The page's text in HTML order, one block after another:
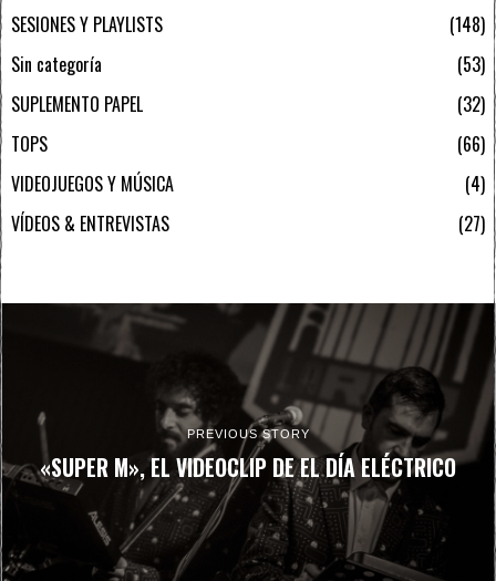
SESIONES Y PLAYLISTS
148
Sin categoría
53
SUPLEMENTO PAPEL
32
TOPS
66
VIDEOJUEGOS Y MÚSICA
4
VÍDEOS & ENTREVISTAS
27
PREVIOUS STORY
«SUPER M», EL VIDEOCLIP DE EL DÍA ELÉCTRICO